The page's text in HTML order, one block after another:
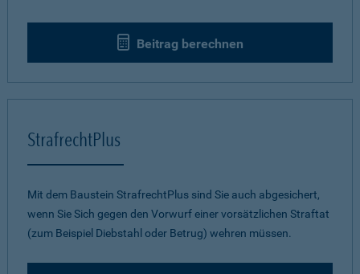
Beitrag berechnen
StrafrechtPlus
Mit dem Baustein StrafrechtPlus sind Sie auch abgesichert,
wenn Sie Sich gegen den Vorwurf einer vorsätzlichen Straftat
(zum Beispiel Diebstahl oder Betrug) wehren müssen.